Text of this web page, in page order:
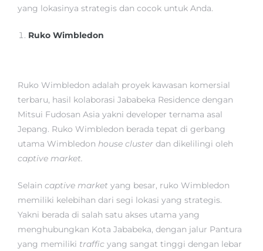
yang lokasinya strategis dan cocok untuk Anda.
Ruko Wimbledon
Ruko Wimbledon adalah proyek kawasan komersial
terbaru, hasil kolaborasi Jababeka Residence dengan
Mitsui Fudosan Asia yakni developer ternama asal
Jepang. Ruko Wimbledon berada tepat di gerbang
utama Wimbledon house cluster dan dikelilingi oleh
captive market.
Selain captive market yang besar, ruko Wimbledon
memiliki kelebihan dari segi lokasi yang strategis.
Yakni berada di salah satu akses utama yang
menghubungkan Kota Jababeka, dengan jalur Pantura
yang memiliki traffic yang sangat tinggi dengan lebar